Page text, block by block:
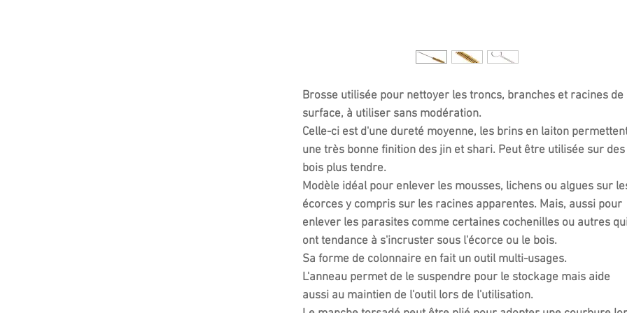
Brosse utilisée pour nettoyer les troncs, branches et racines de
surface, à utiliser sans modération.
Celle-ci est d'une dureté moyenne, les brins en laiton
une très bonne finition des jin et shari. Peut être utilisée sur des
bois plus tendre.
Modèle idéal pour enlever les mousses, lichens ou algues sur
écorces y compris sur les racines apparentes. Mais, aussi pour
enlever les parasites comme certaines cochenilles ou autres
ont tendance à s'incruster sous l'écorce ou le bois.
Sa forme de colonnaire en fait un outil multi-usages.
L'anneau permet de le suspendre pour le stockage mais aide
aussi au maintien de l'outil lors de l'utilisation.